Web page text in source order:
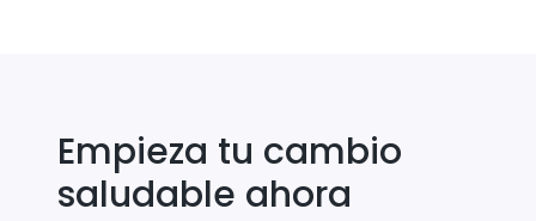
Empieza tu cambio
saludable ahora